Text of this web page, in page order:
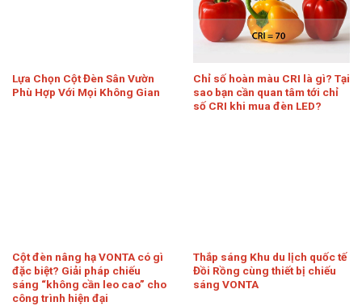
Lựa Chọn Cột Đèn Sân Vườn
Phù Hợp Với Mọi Không Gian
Chỉ số hoàn màu CRI là gì? Tại
sao bạn cần quan tâm tới chỉ
số CRI khi mua đèn LED?
Cột đèn nâng hạ VONTA có gì
đặc biệt? Giải pháp chiếu
sáng “không cần leo cao” cho
công trình hiện đại
Thắp sáng Khu du lịch quốc tế
Đồi Rồng cùng thiết bị chiếu
sáng VONTA